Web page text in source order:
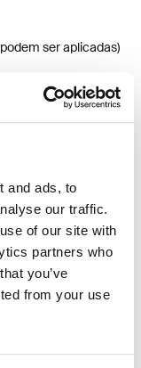
and ads, to
our traffic.
of our site with
partners who
you’ve
from your use
ser aplicadas)
Calcular
e
perfeita
Use-o sozinho